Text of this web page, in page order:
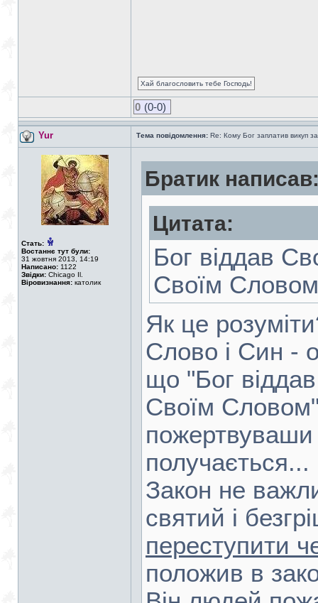
Хай благословить тебе Господь!
0 (0-0)
Yur Тема повідомлення: Re: Кому Бог заплатив викуп
Стать:
Востаннє тут були:
31 жовтня 2013, 14:19
Написано: 1122
Звідки: Chicago Il.
Віровизнання: католик
Братик
Цитата:
Бог віддав
Своїм Словом
Як це
Слово і Син -
що "Бог
Своїм
получається...
Закон не
святий і
переступити
положив в